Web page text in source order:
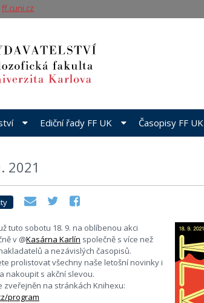
2021
tuto sobotu 18. 9. na oblíbenou akci
v @Kasárna Karlín společně s více než
a nezávislých časopisů.
prolistovat všechny naše letošní novinky i
nakoupit s akční slevou.
zveřejněn na stránkách Knihexu:
program
Ediční řady FF UK Časopisy FF UK
ff.cuni.cz